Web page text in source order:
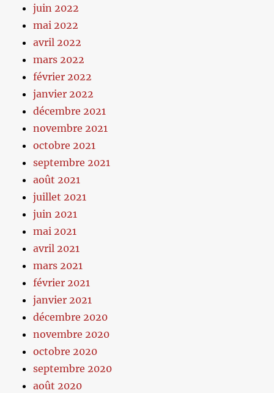
juin 2022
mai 2022
avril 2022
mars 2022
février 2022
janvier 2022
décembre 2021
novembre 2021
octobre 2021
septembre 2021
août 2021
juillet 2021
juin 2021
mai 2021
avril 2021
mars 2021
février 2021
janvier 2021
décembre 2020
novembre 2020
octobre 2020
septembre 2020
août 2020